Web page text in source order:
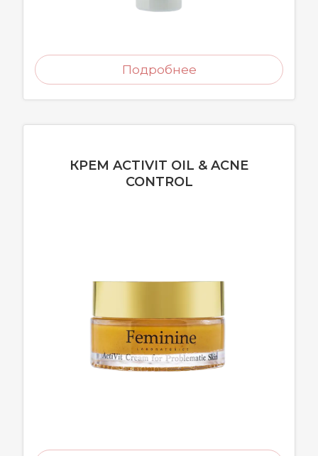
Подробнее
КРЕМ ACTIVIT OIL & ACNE
CONTROL